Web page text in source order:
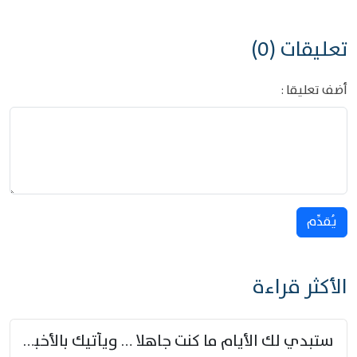
تعليقات (0)
أضف تعليقا :
يُقدِّم
الأكثر قراءة
ستبدي لك الأيام ما كنت جاهلا … ويأتيك بالأخبار من لم تزوّد